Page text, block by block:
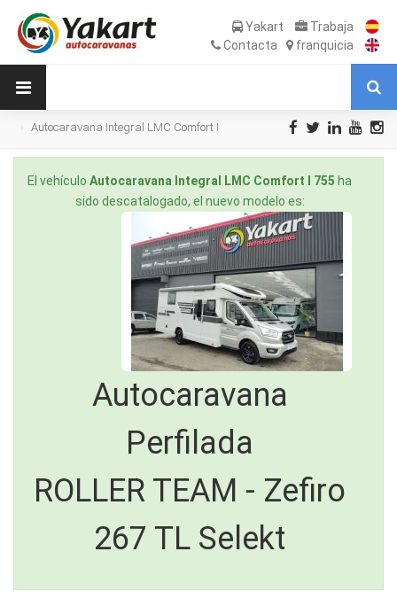
Yakart
Trabaja
Contacta
franquicia
Autocaravana Integral LMC Comfort I
El vehículo Autocaravana Integral LMC Comfort I 755 ha
sido descatalogado, el nuevo modelo es:
Autocaravana
Perfilada
ROLLER TEAM - Zefiro
267 TL Selekt